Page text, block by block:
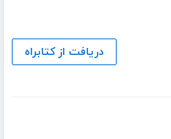
دریافت از کتابراه